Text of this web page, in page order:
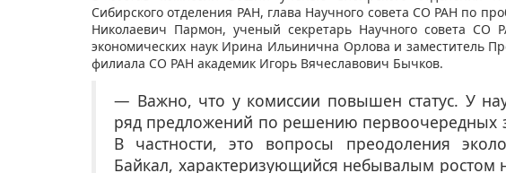
Сибирского отделения РАН, глава Научного совета СО РАН по
Николаевич Пармон, ученый секретарь Научного совета СО
экономических наук Ирина Ильинична Орлова и заместитель
филиала СО РАН академик Игорь Вячеславович Бычков.
— Важно, что у комиссии повышен статус. У
ряд предложений по решению первоочередных
В частности, это вопросы преодоления
Байкал, характеризующийся небывалым ростом